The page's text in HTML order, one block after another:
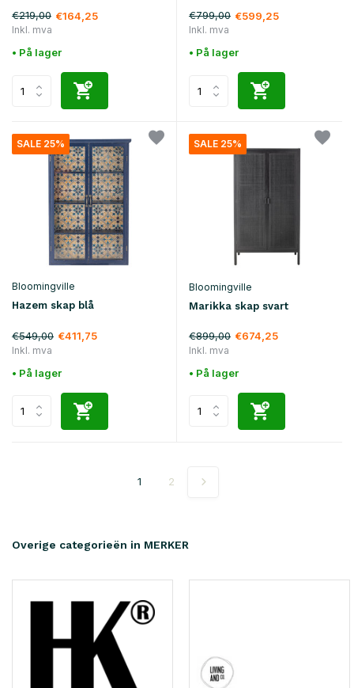
€219,00 €164,25
Inkl. mva
• På lager
€799,00 €599,25
Inkl. mva
• På lager
SALE 25%
Bloomingville
Hazem skap blå
€549,00 €411,75
Inkl. mva
• På lager
SALE 25%
Bloomingville
Marikka skap svart
€899,00 €674,25
Inkl. mva
• På lager
1 2
Overige categorieën in MERKER